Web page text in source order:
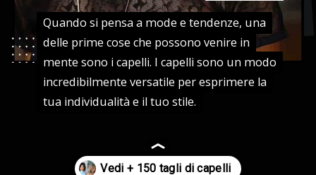
Quando si pensa a mode e tendenze, una
delle prime cose che possono venire in
mente sono i capelli. I capelli sono un modo
incredibilmente versatile per esprimere la
tua individualità e il tuo stile.
Quando si pensa a mode e tendenze, una
delle prime cose che possono venire in
mente sono i capelli. I capelli sono un modo
incredibilmente versatile per esprimere la
tua individualità e il tuo stile.